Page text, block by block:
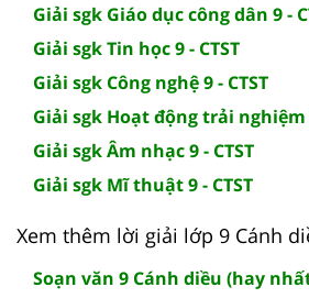
Giải sgk Giáo dục công dân 9 -
Giải sgk Tin học 9 - CTST
Giải sgk Công nghệ 9 - CTST
Giải sgk Hoạt động trải nghiệm
Giải sgk Âm nhạc 9 - CTST
Giải sgk Mĩ thuật 9 - CTST
Xem thêm lời giải lớp 9 Cánh
Soạn văn 9 Cánh diều (hay